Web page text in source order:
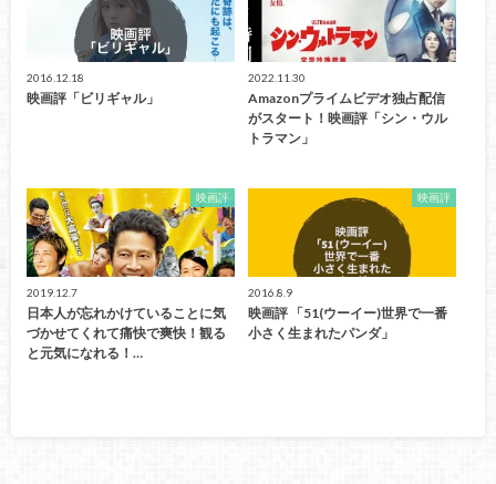
2016.12.18
映画評「ビリギャル」
2022.11.30
Amazonプライムビデオ独占配信
がスタート！映画評「シン・ウル
トラマン」
映画評
2019.12.7
日本人が忘れかけていることに気
づかせてくれて痛快で爽快！観る
と元気になれる！…
映画評
2016.8.9
映画評 「51(ウーイー)世界で一番
小さく生まれたパンダ」